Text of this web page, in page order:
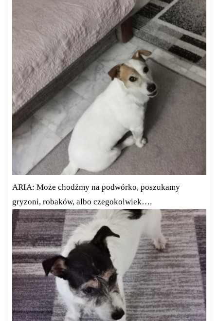
ARIA: Może chodźmy na podwórko, poszukamy
gryzoni, robaków, albo czegokolwiek….